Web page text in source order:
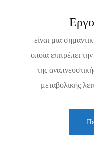
είναι μια
οποία επιτρέπει
της
μεταβολικής